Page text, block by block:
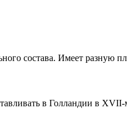
состава. Имеет разную
в Голландии в